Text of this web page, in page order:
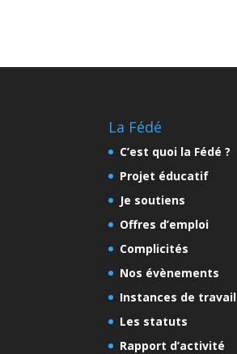
La Fédé
C’est quoi la Fédé ?
Projet éducatif
Je soutiens
Offres d’emploi
Complicités
Nos évènements
Instances de travail
Les statuts
Rapport d’activité